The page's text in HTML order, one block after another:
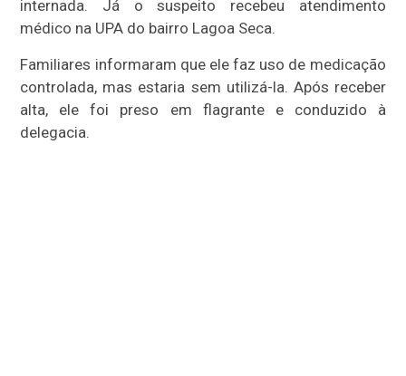
internada. Já o suspeito recebeu atendimento
médico na UPA do bairro Lagoa Seca.
Familiares informaram que ele faz uso de medicação
controlada, mas estaria sem utilizá-la. Após receber
alta, ele foi preso em flagrante e conduzido à
delegacia.